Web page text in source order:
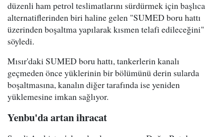
düzenli ham petrol teslimatlarını sürdürmek için başlıca
alternatiflerinden biri haline gelen "SUMED boru hattı
üzerinden boşaltma yapılarak kısmen telafi edileceğini"
söyledi.
Mısır'daki SUMED boru hattı, tankerlerin kanalı
geçmeden önce yüklerinin bir bölümünü derin sularda
boşaltmasına, kanalın diğer tarafında ise yeniden
yüklemesine imkan sağlıyor.
Yenbu'da artan ihracat